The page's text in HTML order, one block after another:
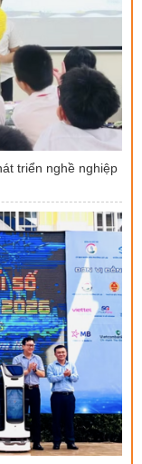
triển nghề nghiệp